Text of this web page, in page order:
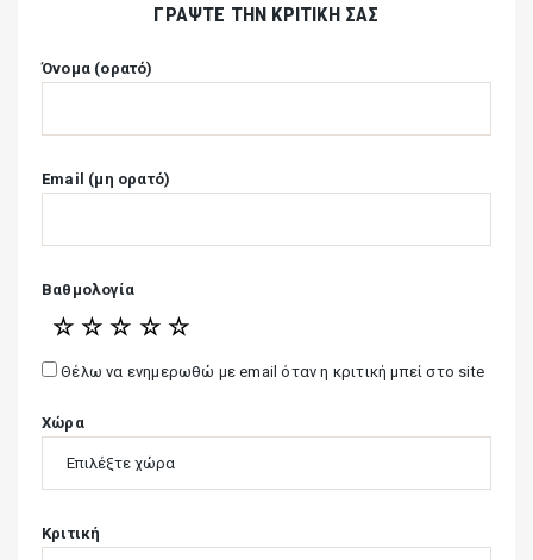
ΓΡΆΨΤΕ ΤΗΝ ΚΡΙΤΙΚΉ ΣΑΣ
Όνομα (ορατό)
Email (μη ορατό)
Βαθμολογία
☆
☆
☆
☆
☆
Θέλω να ενημερωθώ με email όταν η κριτική μπεί στο site
Χώρα
Κριτική